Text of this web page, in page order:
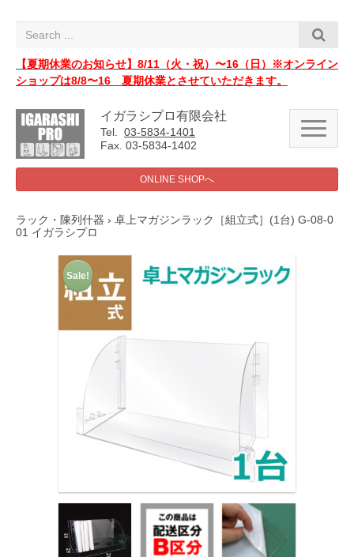
i
【夏期休業のお知らせ】8/11（火・祝）〜16（日）※オンライン
ショップは8/8〜16 夏期休業とさせていただきます。
イガラシプロ有限会社
Tel. 03-5834-1401
Fax. 03-5834-1402
N
a
v
i
o
ONLINE SHOPへ
ラック・陳列什器 › 卓上マガジンラック［組立式］(1台) G-08-0
01 イガラシプロ
Sale!